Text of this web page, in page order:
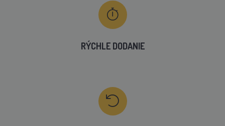
RÝCHLE DODANIE